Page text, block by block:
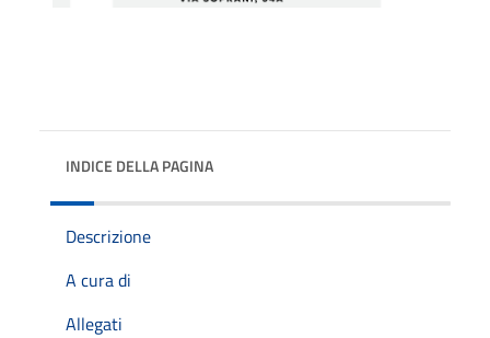
INDICE DELLA PAGINA
Descrizione
A cura di
Allegati